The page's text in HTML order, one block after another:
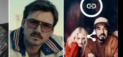
insert_link